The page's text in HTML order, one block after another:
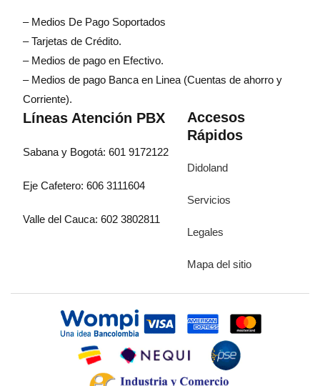
– Medios De Pago Soportados
– Tarjetas de Crédito.
– Medios de pago en Efectivo.
– Medios de pago Banca en Linea (Cuentas de ahorro y
Corriente).
Líneas Atención PBX
Sabana y Bogotá: 601 9172122
Eje Cafetero: 606 3111604
Valle del Cauca: 602 3802811
Accesos
Rápidos
Didoland
Servicios
Legales
Mapa del sitio